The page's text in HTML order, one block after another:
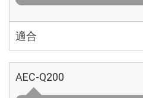
適合
AEC-Q200